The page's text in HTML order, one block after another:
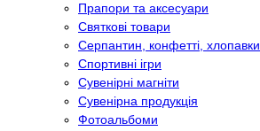
Прапори та аксесуари
Святкові товари
Серпантин, конфетті, хлопавки
Спортивні ігри
Сувенірні магніти
Сувенірна продукція
Фотоальбоми